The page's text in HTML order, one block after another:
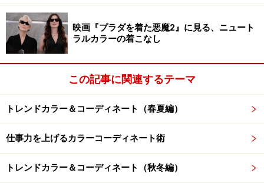
レス、グレーのハンドバッグを合わせています。
■ベージュのコサージュを、ブラックのジャケット＆ワ
ンピースに
出典：WEAR
ェイクパールとビジューモチーフがついています。ブラ
ックのジャケットとワンピースは、胸元をシャープに見
映画『プラダを着た悪魔2』に見る、ニュート
ラルカラーの着こなし
この記事に関連するテーマ
トレンドカラー＆コーディネート（春夏編）
仕事力を上げるカラーコーディネート術
トレンドカラー＆コーディネート（秋冬編）